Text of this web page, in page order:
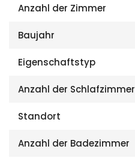
Anzahl der Zimmer
Baujahr
Eigenschaftstyp
Anzahl der Schlafzimmer
Standort
Anzahl der Badezimmer